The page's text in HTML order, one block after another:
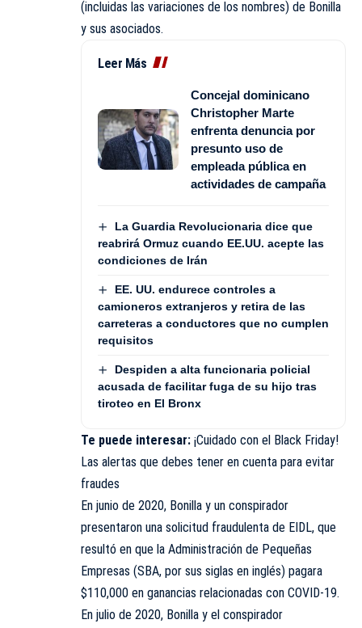
(incluidas las variaciones de los nombres) de Bonilla
y sus asociados.
Leer Más
Concejal dominicano
Christopher Marte
enfrenta denuncia por
presunto uso de
empleada pública en
actividades de campaña
La Guardia Revolucionaria dice que
reabrirá Ormuz cuando EE.UU. acepte las
condiciones de Irán
EE. UU. endurece controles a
camioneros extranjeros y retira de las
carreteras a conductores que no cumplen
requisitos
Despiden a alta funcionaria policial
acusada de facilitar fuga de su hijo tras
tiroteo en El Bronx
Te puede interesar: ¡Cuidado con el Black Friday!
Las alertas que debes tener en cuenta para evitar
fraudes
En junio de 2020, Bonilla y un conspirador
presentaron una solicitud fraudulenta de EIDL, que
resultó en que la Administración de Pequeñas
Empresas (SBA, por sus siglas en inglés) pagara
$110,000 en ganancias relacionadas con COVID-19.
En julio de 2020, Bonilla y el conspirador